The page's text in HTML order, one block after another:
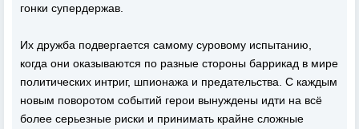
гонки супердержав.
Их дружба подвергается самому суровому испытанию,
когда они оказываются по разные стороны баррикад в мире
политических интриг, шпионажа и предательства. С каждым
новым поворотом событий герои вынуждены идти на всё
более серьезные риски и принимать крайне сложные